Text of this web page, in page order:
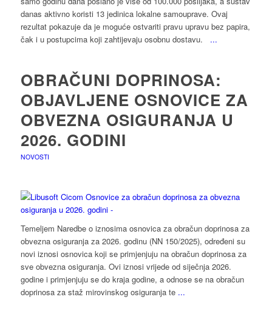
danas aktivno koristi 13 jedinica lokalne samouprave. Ovaj
rezultat pokazuje da je moguće ostvariti pravu upravu bez papira,
čak i u postupcima koji zahtijevaju osobnu dostavu. ...
OBRAČUNI DOPRINOSA:
OBJAVLJENE OSNOVICE ZA
OBVEZNA OSIGURANJA U
2026. GODINI
NOVOSTI
Temeljem Naredbe o iznosima osnovica za obračun doprinosa za
obvezna osiguranja za 2026. godinu (NN 150/2025), određeni su
novi iznosi osnovica koji se primjenjuju na obračun doprinosa za
sve obvezna osiguranja. Ovi iznosi vrijede od siječnja 2026.
godine i primjenjuju se do kraja godine, a odnose se na obračun
doprinosa za staž mirovinskog osiguranja te ...